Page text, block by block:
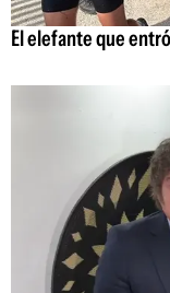
El elefante que